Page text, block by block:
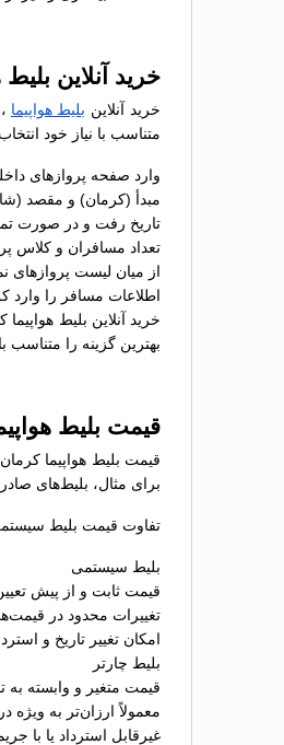
خرید آنلاین
خرید آنلاین بلیط هواپیما
متناسب با نیاز خود
وارد صفحه پروازهای
مبدأ (کرمان) و مقصد
تاریخ رفت و در صورت
تعداد مسافران و کلاس
از میان لیست پروازهای
اطلاعات مسافر را وارد
خرید آنلاین بلیط
بهترین گزینه را متناسب
قیمت بلیط
قیمت بلیط هواپیما
برای مثال، بلیط‌های
تفاوت قیمت بلیط
بلیط سیستمی
قیمت ثابت و از پیش
تغییرات محدود در
امکان تغییر تاریخ و
بلیط چارتر
قیمت متغیر و وابسته به
معمولاً ارزان‌تر به ویژه
غیرقابل استرداد یا با